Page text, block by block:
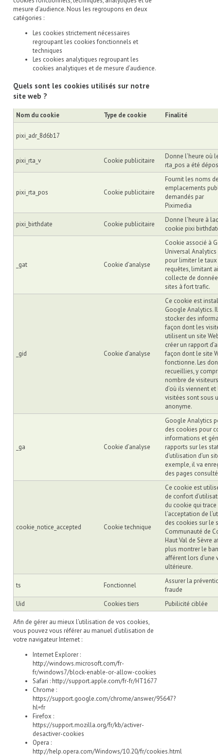
mesure d’audience. Nous les regroupons en deux
catégories :
Les cookies strictement nécessaires
regroupant les cookies fonctionnels et
techniques
Les cookies analytiques regroupant les
cookies analytiques et de mesure d’audience.
Quels sont les cookies utilisés sur notre
site web ?
Nom du cookie Type de cookie Finalité
pixi_adr_8d6b17
pixi_rta_v Cookie publicitaire
Donne l’heure où
rta_pos a été
pixi_rta_pos Cookie publicitaire
Fournit les noms
emplacements
demandés par
Piximedia
pixi_birthdate Cookie publicitaire
Donne l’heure à
cookie pixi
_gat Cookie d’analyse
Cookie associé à
Universal
pour limiter le taux
requêtes, limitant
collecte de
sites à fort trafic.
_gid Cookie d’analyse
Ce cookie est
Google Analytics.
stocker des
façon dont les
utilisent un site
créer un rapport
façon dont le site
fonctionne. Les
recueillies, y
nombre de
d’où ils viennent
visitées sont sous
anonyme.
_ga Cookie d’analyse
Google Analytics
des cookies pour
informations et
rapports sur les
d’utilisation d’un
exemple, il va
des pages
cookie_notice_accepted Cookie technique
Ce cookie est
de confort
du cookie qui trace
l’acceptation de
des cookies sur le
Communauté de
Haut Val de Sèvre
plus montrer le
afférent lors d’une
ultérieure.
ts Fonctionnel
Assurer la
fraude
Uid
Cookies tiers Pubilicité ciblée
Afin de gérer au mieux l’utilisation de vos cookies,
vous pouvez vous référer au manuel d’utilisation de
votre navigateur Internet :
Internet Explorer :
http://windows.microsoft.com/fr-
fr/windows7/block-enable-or-allow-cookies
Safari :http://support.apple.com/fr-fr/HT1677
Chrome :
https://support.google.com/chrome/answer/95647?
hl=fr
Firefox :
https://support.mozilla.org/fr/kb/activer-
desactiver-cookies
Opera :
http://help.opera.com/Windows/10.20/fr/cookies.html